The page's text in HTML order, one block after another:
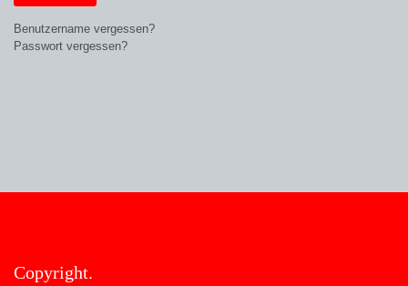
Benutzername vergessen?
Passwort vergessen?
Copyright